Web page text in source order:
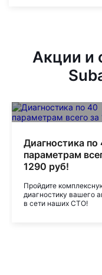
Акции и
Диагностика по
параметрам
1290 руб!
Пройдите
диагностику вашего
в сети наших СТО!